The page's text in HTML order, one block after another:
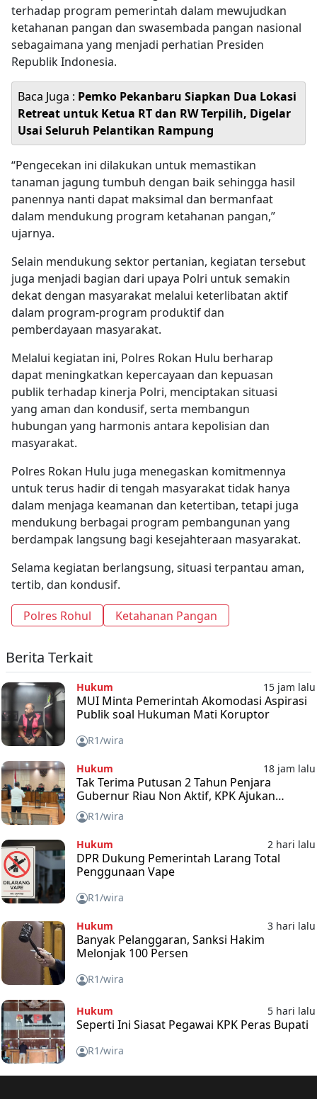
terhadap program pemerintah dalam mewujudkan
ketahanan pangan dan swasembada pangan nasional
sebagaimana yang menjadi perhatian Presiden
Republik Indonesia.
Baca Juga : Pemko Pekanbaru Siapkan Dua Lokasi
Retreat untuk Ketua RT dan RW Terpilih, Digelar
Usai Seluruh Pelantikan Rampung
“Pengecekan ini dilakukan untuk memastikan
tanaman jagung tumbuh dengan baik sehingga hasil
panennya nanti dapat maksimal dan bermanfaat
dalam mendukung program ketahanan pangan,”
ujarnya.
Selain mendukung sektor pertanian, kegiatan tersebut
juga menjadi bagian dari upaya Polri untuk semakin
dekat dengan masyarakat melalui keterlibatan aktif
dalam program-program produktif dan
pemberdayaan masyarakat.
Melalui kegiatan ini, Polres Rokan Hulu berharap
dapat meningkatkan kepercayaan dan kepuasan
publik terhadap kinerja Polri, menciptakan situasi
yang aman dan kondusif, serta membangun
hubungan yang harmonis antara kepolisian dan
masyarakat.
Polres Rokan Hulu juga menegaskan komitmennya
untuk terus hadir di tengah masyarakat tidak hanya
dalam menjaga keamanan dan ketertiban, tetapi juga
mendukung berbagai program pembangunan yang
berdampak langsung bagi kesejahteraan masyarakat.
Selama kegiatan berlangsung, situasi terpantau aman,
tertib, dan kondusif.
Polres Rohul
Ketahanan Pangan
Berita Terkait
Hukum 15 jam lalu
MUI Minta Pemerintah Akomodasi Aspirasi
Publik soal Hukuman Mati Koruptor
R1/wira
Hukum 18 jam lalu
Tak Terima Putusan 2 Tahun Penjara
Gubernur Riau Non Aktif, KPK Ajukan
Banding
R1/wira
Hukum 2 hari lalu
DPR Dukung Pemerintah Larang Total
Penggunaan Vape
R1/wira
Hukum 3 hari lalu
Banyak Pelanggaran, Sanksi Hakim
Melonjak 100 Persen
R1/wira
Hukum 5 hari lalu
Seperti Ini Siasat Pegawai KPK Peras Bupati
R1/wira